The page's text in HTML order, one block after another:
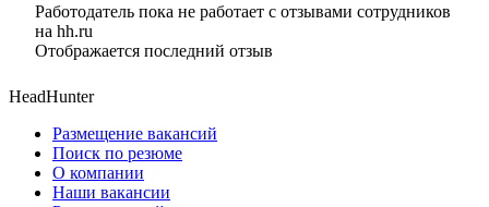
Работодатель пока не работает с отзывами сотрудников
на hh.ru
Отображается последний отзыв
HeadHunter
Размещение вакансий
Поиск по резюме
О компании
Наши вакансии